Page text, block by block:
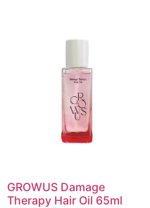
GROWUS Damage
Therapy Hair Oil 65ml